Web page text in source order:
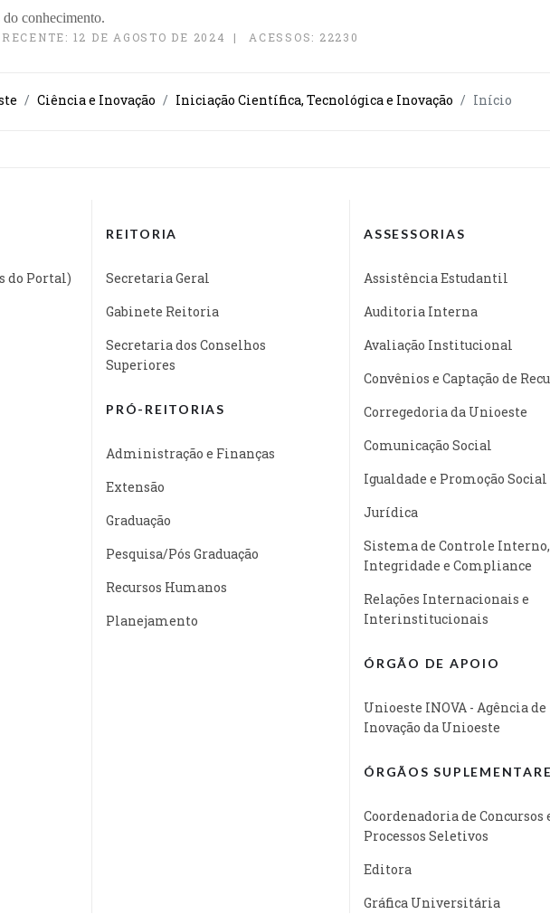
do conhecimento.
12 DE AGOSTO DE 2024 ACESSOS: 22230
Ciência e Inovação Iniciação Científica, Tecnológica e Inovação Início
do Portal)
REITORIA
Secretaria Geral
Gabinete Reitoria
Secretaria dos Conselhos
Superiores
PRÓ-REITORIAS
Administração e Finanças
Extensão
Graduação
Pesquisa/Pós Graduação
Recursos Humanos
Planejamento
ASSESSORIAS
Assistência Estudantil
Auditoria Interna
Avaliação Institucional
Convênios e Captação de
Corregedoria da Unioeste
Comunicação Social
Igualdade e Promoção Social
Jurídica
Sistema de Controle Interno,
Integridade e Compliance
Relações Internacionais e
Interinstitucionais
ÓRGÃO DE APOIO
Unioeste INOVA - Agência de
Inovação da Unioeste
ÓRGÃOS
Coordenadoria de Concursos
Processos Seletivos
Editora
Gráfica Universitária